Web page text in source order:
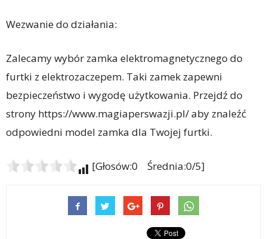
Wezwanie do działania:
Zalecamy wybór zamka elektromagnetycznego do
furtki z elektrozaczepem. Taki zamek zapewni
bezpieczeństwo i wygodę użytkowania. Przejdź do
strony https://www.magiaperswazji.pl/ aby znaleźć
odpowiedni model zamka dla Twojej furtki.
[Głosów:0 Średnia:0/5]